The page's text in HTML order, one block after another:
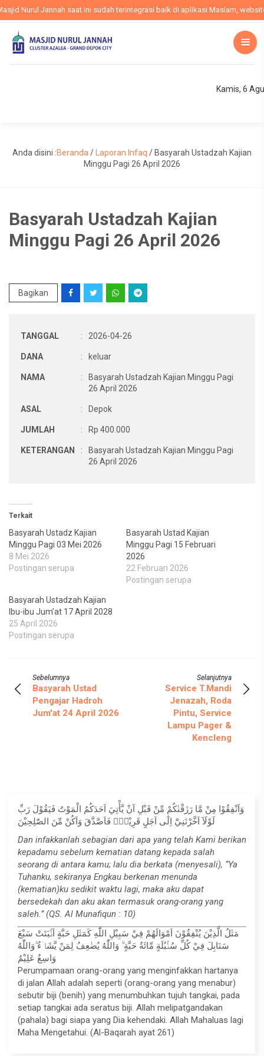
Nurul Jannah saat ini sudah terintegrasi baik di aplikasi Maslam,
Kamis, 6
Anda disini :Beranda / Laporan Infaq / Basyarah Ustadzah Kajian
Minggu Pagi 26 April 2026
Basyarah Ustadzah Kajian
Minggu Pagi 26 April 2026
Bagikan
TANGGAL : 2026-04-26
DANA : keluar
NAMA :
Basyarah Ustadzah Kajian Minggu Pagi
26 April 2026
ASAL : Depok
JUMLAH : Rp 400.000
KETERANGAN :
Basyarah Ustadzah Kajian Minggu Pagi
26 April 2026
Terkait
Basyarah Ustadz Kajian
Minggu Pagi 03 Mei 2026
8 Mei 2026
Postingan serupa
Basyarah Ustad Kajian
Minggu Pagi 15 Februari
2026
22 Februari 2026
Postingan serupa
Basyarah Ustadzah Kajian
Ibu-ibu Jum’at 17 April 2028
25 April 2026
Postingan serupa
Sebelumnya
Basyarah Ustad
Pengajar Hadroh
Jum'at 24 April 2026
Selanjutnya
Service T.Mandi
Jenazah, Roda
Pintu, Service
Lampu Pager &
Kencleng
وَاَنْفِقُوْا مِنْ مَّا رَزَقْنٰكُمْ مِّنْ قَبْلِ اَنْ يَّأْتِيَ اَحَدَكُمُ الْمَوْتُ فَيَقُوْلَ رَبِّ
لَوْلَآ اَخَّرْتَنِيْٓ اِلٰٓى اَجَلٍ قَرِيْبٍۚ فَاَصَّدَّقَ وَاَكُنْ مِّنَ الصّٰلِحِيْنَ
Dan infakkanlah sebagian dari apa yang telah Kami berikan
kepadamu sebelum kematian datang kepada salah
seorang di antara kamu; lalu dia berkata (menyesali), “Ya
Tuhanku, sekiranya Engkau berkenan menunda
(kematian)ku sedikit waktu lagi, maka aku dapat
bersedekah dan aku akan termasuk orang-orang yang
saleh.” (QS. Al Munafiqun : 10)
مَثَلُ الَّذِيْنَ يُنْفِقُوْنَ اَمْوَالَهُمْ فِيْ سَبِيْلِ اللّٰهِ كَمَثَلِ حَبَّةٍ اَنْۢبَتَتْ سَبْعَ
سَنَابِلَ فِيْ كُلِّ سُنْۢبُلَةٍ مِّائَةُ حَبَّةٍ ۗ وَاللّٰهُ يُضٰعِفُ لِمَنْ يَّشَاۤءُ ۗوَاللّٰهُ
وَاسِعٌ عَلِيْمٌ
Perumpamaan orang-orang yang menginfakkan hartanya
di jalan Allah adalah seperti (orang-orang yang menabur)
sebutir biji (benih) yang menumbuhkan tujuh tangkai, pada
setiap tangkai ada seratus biji. Allah melipatgandakan
(pahala) bagi siapa yang Dia kehendaki. Allah Mahaluas lagi
Maha Mengetahui. (Al-Baqarah ayat 261)